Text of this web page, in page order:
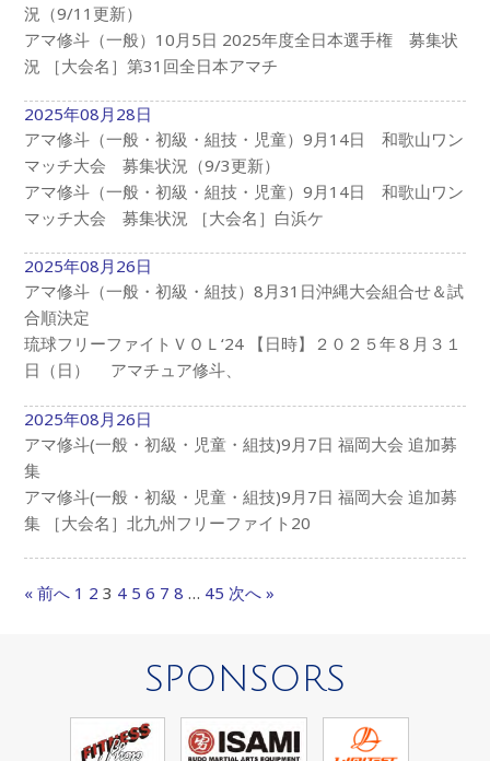
況（9/11更新）
アマ修斗（一般）10月5日 2025年度全日本選手権 募集状
況 ［大会名］第31回全日本アマチ
2025年08月28日
アマ修斗（一般・初級・組技・児童）9月14日 和歌山ワン
マッチ大会 募集状況（9/3更新）
アマ修斗（一般・初級・組技・児童）9月14日 和歌山ワン
マッチ大会 募集状況 ［大会名］白浜ケ
2025年08月26日
アマ修斗（一般・初級・組技）8月31日沖縄大会組合せ＆試
合順決定
琉球フリーファイトＶＯＬ‘24 【日時】２０２５年８月３１
日（日） アマチュア修斗、
2025年08月26日
アマ修斗(一般・初級・児童・組技)9月7日 福岡大会 追加募
集
アマ修斗(一般・初級・児童・組技)9月7日 福岡大会 追加募
集 ［大会名］北九州フリーファイト20
« 前へ 1 2 3 4 5 6 7 8 … 45 次へ »
SPONSORS